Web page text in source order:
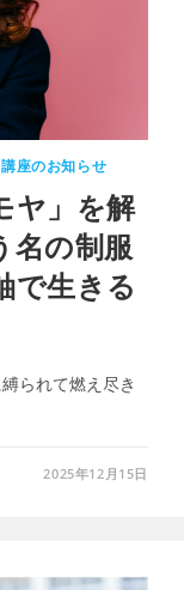
座のお知らせ
ヤ」を解
名の制服
で生きる
られて燃え尽き
2025年12月15日